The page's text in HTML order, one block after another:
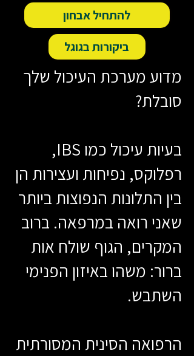
להתחיל אבחון
ביקורות בגוגל
מדוע מערכת העיכול שלך
סובלת?
בעיות עיכול כמו IBS,
רפלוקס, נפיחות ועצירות הן
בין התלונות הנפוצות ביותר
שאני רואה במרפאה. ברוב
המקרים, הגוף שולח אות
ברור: משהו באיזון הפנימי
השתבש.
הרפואה הסינית המסורתית